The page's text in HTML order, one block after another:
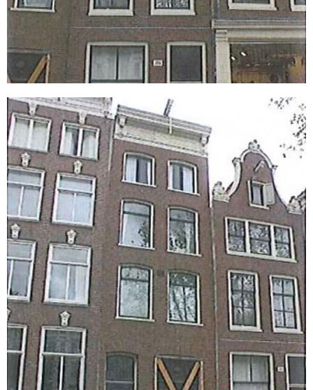
Keizersgracht 406
Amsterdam
Verankeren van al het metselwerk met
Thorhelical wapening en Helibond mortel
Het verwijderen van de houten balken op de
gevel d.m.v. inzagen met recipro zaag
Het aanbrengen van ± 45 m1 verankering